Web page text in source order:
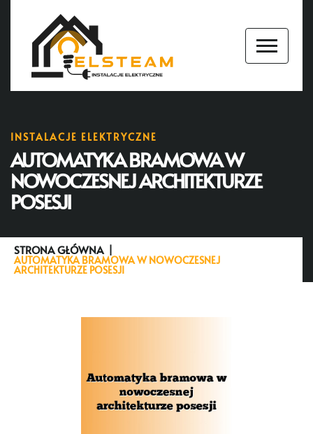
INSTALACJE ELEKTRYCZNE
AUTOMATYKA BRAMOWA W
NOWOCZESNEJ ARCHITEKTURZE
POSESJI
STRONA GŁÓWNA
AUTOMATYKA BRAMOWA W NOWOCZESNEJ
ARCHITEKTURZE POSESJI